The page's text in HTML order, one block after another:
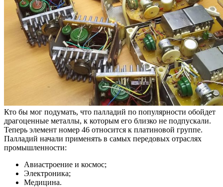
Кто бы мог подумать, что палладий по популярности обойдет
драгоценные металлы, к которым его близко не подпускали.
Теперь элемент номер 46 относится к платиновой группе.
Палладий начали применять в самых передовых отраслях
промышленности:
Авиастроение и космос;
Электроника;
Медицина.